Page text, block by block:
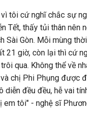
tôi cứ nghĩ chắc sự
Tết, thấy tủi thân nên
Sài Gòn. Mỗi mùng
21 giờ, còn lại thì cứ
qua. Không thể về
chị Phi Phụng được
diễn đều đều, hễ vai
em tôi" - nghệ sĩ